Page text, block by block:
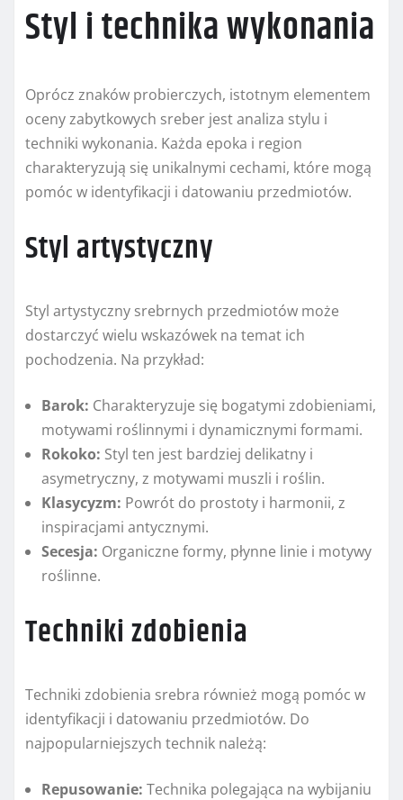
Styl i technika wykonania
Oprócz znaków probierczych, istotnym elementem
oceny zabytkowych sreber jest analiza stylu i
techniki wykonania. Każda epoka i region
charakteryzują się unikalnymi cechami, które mogą
pomóc w identyfikacji i datowaniu przedmiotów.
Styl artystyczny
Styl artystyczny srebrnych przedmiotów może
dostarczyć wielu wskazówek na temat ich
pochodzenia. Na przykład:
Barok: Charakteryzuje się bogatymi zdobieniami,
motywami roślinnymi i dynamicznymi formami.
Rokoko: Styl ten jest bardziej delikatny i
asymetryczny, z motywami muszli i roślin.
Klasycyzm: Powrót do prostoty i harmonii, z
inspiracjami antycznymi.
Secesja: Organiczne formy, płynne linie i motywy
roślinne.
Techniki zdobienia
Techniki zdobienia srebra również mogą pomóc w
identyfikacji i datowaniu przedmiotów. Do
najpopularniejszych technik należą:
Repusowanie: Technika polegająca na wybijaniu